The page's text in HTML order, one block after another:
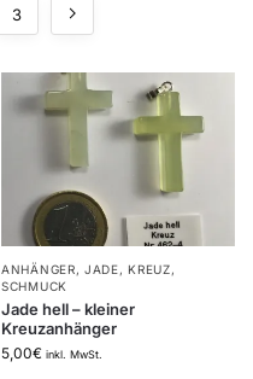
3
ANHÄNGER,JADE,KREUZ,
SCHMUCK
Jade hell – kleiner
Kreuzanhänger
5,00€ inkl. MwSt.